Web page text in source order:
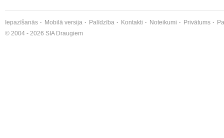
Iepazīšanās Mobilā versija Palīdzība Kontakti Noteikumi Privātums
© 2004 - 2026 SIA Draugiem